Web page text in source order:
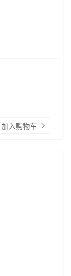
加入购物车